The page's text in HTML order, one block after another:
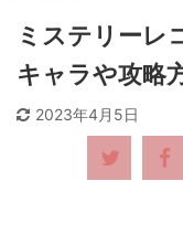
ミステリーレ
キャラや攻略
2023年4月5日